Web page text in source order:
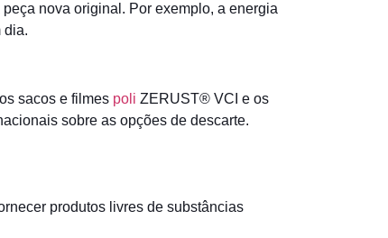
nova original. Por exemplo, a energia
dia.
sacos e filmes poli ZERUST® VCI e os
sobre as opções de descarte.
produtos livres de substâncias